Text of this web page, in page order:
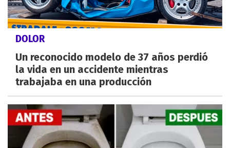
DOLOR
Un reconocido modelo de 37 años perdió
la vida en un accidente mientras
trabajaba en una producción